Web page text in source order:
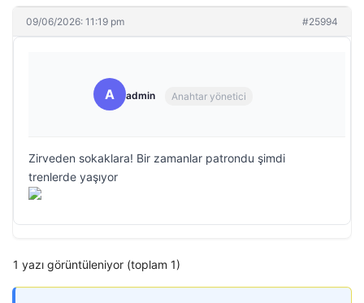
09/06/2026: 11:19 pm #25994
A admin Anahtar yönetici
Zirveden sokaklara! Bir zamanlar patrondu şimdi
trenlerde yaşıyor
1 yazı görüntüleniyor (toplam 1)